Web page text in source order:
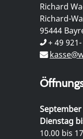
Richard
Richard-
95444
+ 49
September
Dienstag
10.00 bis